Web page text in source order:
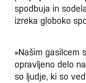
spodbuja in
izreka globoko
»Našim gasilcem
opravljeno delo
so ljudje, ki so